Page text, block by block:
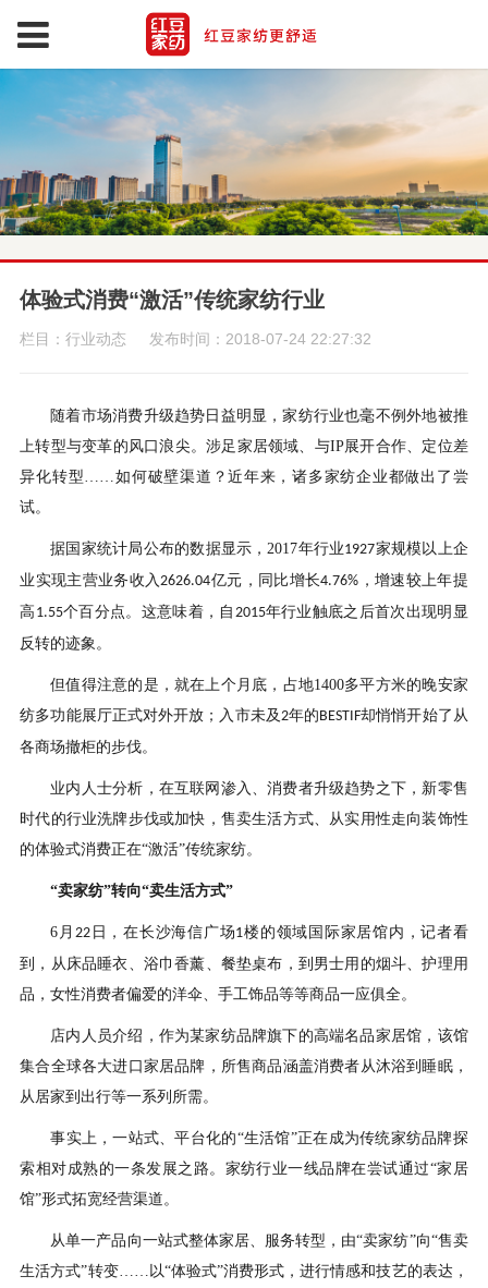
体验式消费“激活”传统家纺行业
栏目：行业动态 发布时间：2018-07-24 22:27:32
随着市场消费升级趋势日益明显，家纺行业也毫不例外地被推
上转型与变革的风口浪尖。涉足家居领域、与IP展开合作、定位差
异化转型……如何破壁渠道？近年来，诸多家纺企业都做出了尝
试。
据国家统计局公布的数据显示，2017年行业1927家规模以上企
业实现主营业务收入2626.04亿元，同比增长4.76% ，增速较上年提
高 1.55个百分点。这意味着，自 2015年行业触底之后首次出现明显
反转的迹象。
但值得注意的是，就在上个月底，占地1400多平方米的晚安家
纺多功能展厅正式对外开放；入市未及2年的BESTIF却悄悄开始了从
各商场撤柜的步伐。
业内人士分析，在互联网渗入、消费者升级趋势之下，新零售
时代的行业洗牌步伐或加快，售卖生活方式、从实用性走向装饰性
的体验式消费正在“激活”传统家纺。
“卖家纺”转向“卖生活方式”
6 月 22日，在长沙海信广场1楼的领域国际家居馆内，记者看
到，从床品睡衣、浴巾香薰、餐垫桌布，到男士用的烟斗、护理用
品，女性消费者偏爱的洋伞、手工饰品等等商品一应俱全。
店内人员介绍，作为某家纺品牌旗下的高端名品家居馆，该馆
集合全球各大进口家居品牌，所售商品涵盖消费者从沐浴到睡眠，
从居家到出行等一系列所需。
事实上，一站式、平台化的“生活馆”正在成为传统家纺品牌探
索相对成熟的一条发展之路。家纺行业一线品牌在尝试通过“家居
馆”形式拓宽经营渠道。
从单一产品向一站式整体家居、服务转型，由“卖家纺”向“售卖
生活方式”转变……以“体验式”消费形式，进行情感和技艺的表达，